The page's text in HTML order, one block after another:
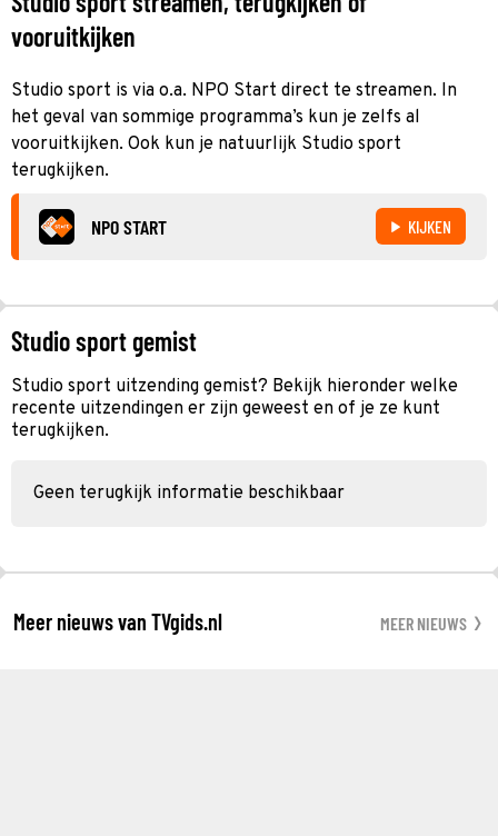
vooruitkijken
Studio sport is via o.a. NPO Start direct te streamen. In
het geval van sommige programma’s kun je zelfs al
vooruitkijken. Ook kun je natuurlijk Studio sport
terugkijken.
NPO START KIJKEN
Studio sport gemist
Studio sport uitzending gemist? Bekijk hieronder welke
recente uitzendingen er zijn geweest en of je ze kunt
terugkijken.
Geen terugkijk informatie beschikbaar
Meer nieuws van TVgids.nl MEER NIEUWS